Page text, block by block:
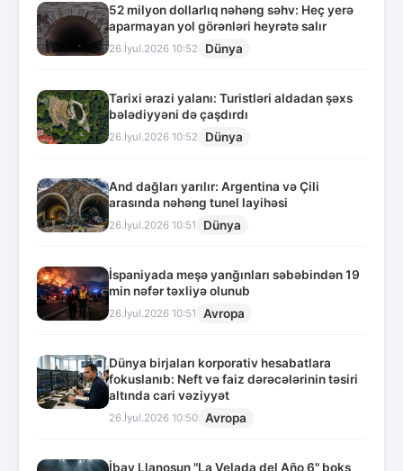
52 milyon dollarlıq nəhəng səhv: Heç yerə
aparmayan yol görənləri heyrətə salır
26.İyul.2026 10:52 Dünya
Tarixi ərazi yalanı: Turistləri aldadan şəxs
bələdiyyəni də çaşdırdı
26.İyul.2026 10:52 Dünya
And dağları yarılır: Argentina və Çili
arasında nəhəng tunel layihəsi
26.İyul.2026 10:51 Dünya
İspaniyada meşə yanğınları səbəbindən 19
min nəfər təxliyə olunub
26.İyul.2026 10:51 Avropa
Dünya birjaları korporativ hesabatlara
fokuslanıb: Neft və faiz dərəcələrinin təsiri
altında cari vəziyyət
26.İyul.2026 10:50 Avropa
İbay Llanosun "La Velada del Año 6" boks